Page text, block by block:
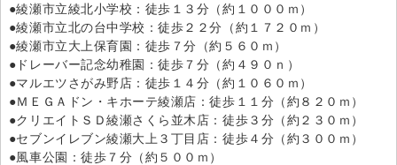
●綾瀬市立綾北小学校：徒歩１３分（約１０００ｍ）
●綾瀬市立北の台中学校：徒歩２２分（約１７２０ｍ）
●綾瀬市立大上保育園：徒歩７分（約５６０ｍ）
●ドレーバー記念幼稚園：徒歩７分（約４９０ｎ）
●マルエツさがみ野店：徒歩１４分（約１０６０ｍ）
●ＭＥＧＡドン・キホーテ綾瀬店：徒歩１１分（約８２０ｍ）
●クリエイトＳＤ綾瀬さくら並木店：徒歩３分（約２３０ｍ）
●セブンイレブン綾瀬大上３丁目店：徒歩４分（約３００ｍ）
●風車公園：徒歩７分（約５００ｍ）